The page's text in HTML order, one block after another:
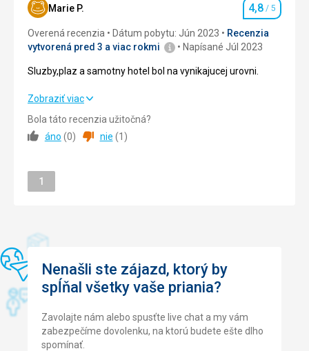
Okolie 5,0/ 5
Služby 5,0
Cena 5,0
Marie P. Hodnotenie
4,8 / 5
Overená recenzia Dátum pobytu: Jún 2023
Recenzia
vytvorená pred 3 a viac rokmi
Napísané Júl 2023
Sluzby,plaz a samotny hotel bol na vynikajucej urovni.
Sluzby,plaz a samotny hotel bol na vynikajucej urovni.
Strava
Okolie
Cena
Zobraziť viac
Bola táto recenzia užitočná?
áno (0) nie (1 )
Stránka
1
Nenašli ste zájazd, ktorý by
spĺňal všetky vaše priania?
Zavolajte nám alebo spusťte live chat a my vám
zabezpečíme dovolenku, na ktorú budete ešte dlho
spomínať.